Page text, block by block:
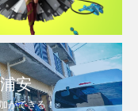
安
ができる！